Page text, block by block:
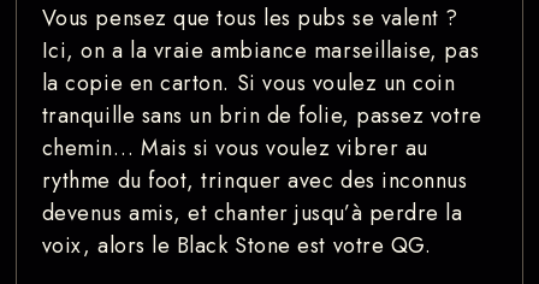
Vous pensez que tous les pubs se valent ?
Ici, on a la vraie ambiance marseillaise, pas
la copie en carton. Si vous voulez un coin
tranquille sans un brin de folie, passez votre
chemin… Mais si vous voulez vibrer au
rythme du foot, trinquer avec des inconnus
devenus amis, et chanter jusqu’à perdre la
voix, alors le Black Stone est votre QG.